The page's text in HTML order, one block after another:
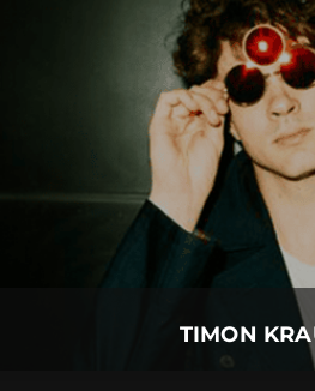
TIMON
TIMON
September 2026 |
Mehr Details